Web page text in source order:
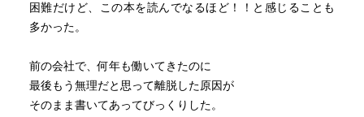
困難だけど、この本を読んでなるほど！！と感じることも
多かった。
前の会社で、何年も働いてきたのに
最後もう無理だと思って離脱した原因が
そのまま書いてあってびっくりした。